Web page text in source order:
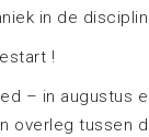
in de
!
– in augustus
overleg tussen